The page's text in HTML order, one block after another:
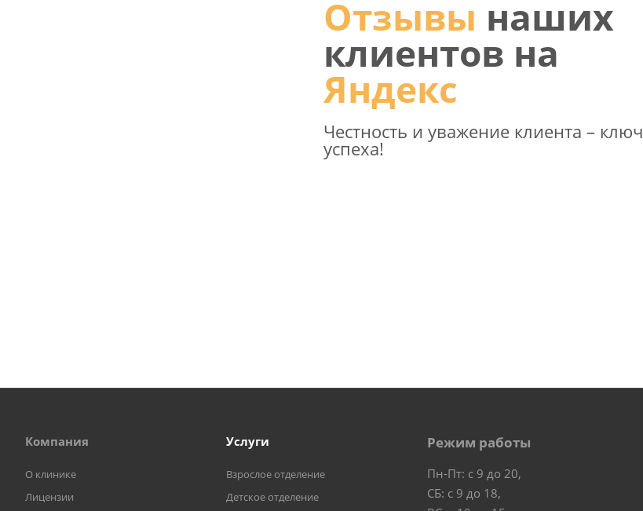
Отзывы наших
клиентов на
Яндекс
Честность и уважение клиента – ключ
успеха!
Компания
О клинике
Лицензии
Услуги
Взрослое отделение
Детское отделение
Режим работы
Пн-Пт: с 9 до 20,
СБ: с 9 до 18,